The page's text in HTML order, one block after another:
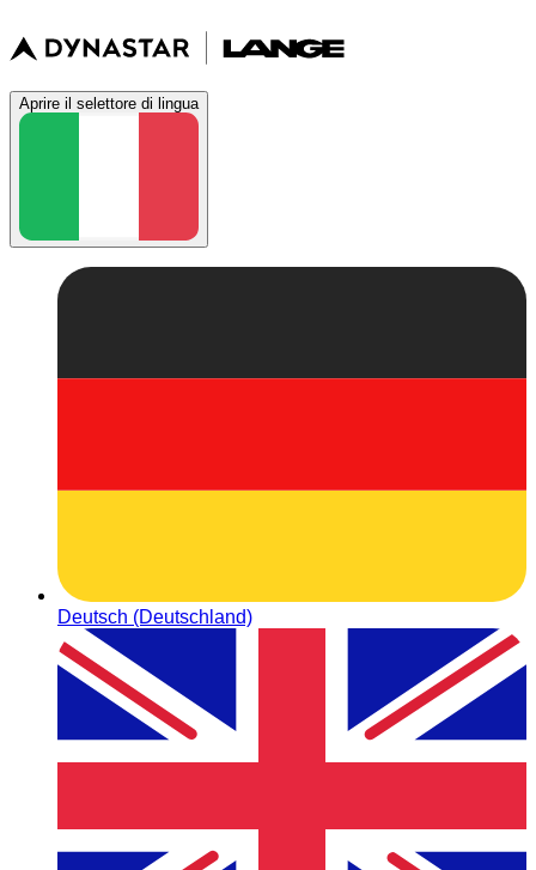
Aprire il selettore di lingua
Deutsch (Deutschland)